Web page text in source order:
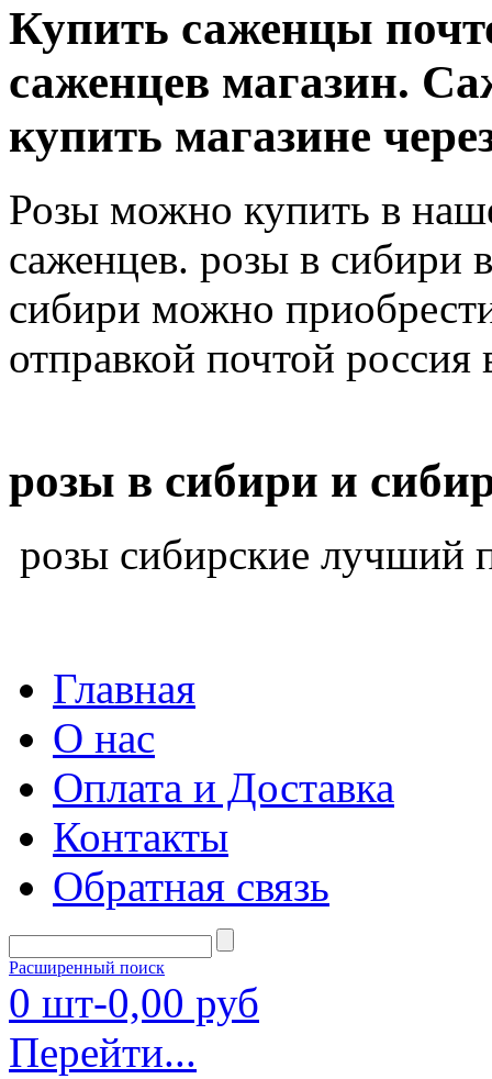
Купить саженцы
саженцев магазин.
купить магазине
Розы можно купить в
саженцев. розы в сибири
сибири можно
отправкой почтой
розы в сибири и
розы сибирские лучший
Главная
О нас
Оплата и Доставка
Контакты
Обратная связь
Расширенный поиск
0 шт-0,00 руб
Перейти...